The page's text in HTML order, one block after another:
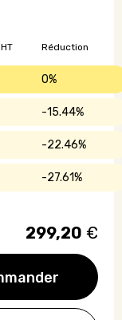
Réduction
0%
15.44%
22.46%
27.61%
299,20 €